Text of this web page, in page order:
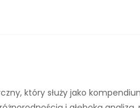
który służy jako